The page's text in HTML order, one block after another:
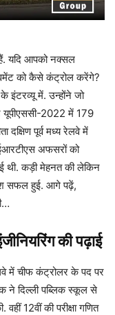
यदि आपको नक्सल
को कैसे कंट्रोल करेंगे?
इंटरव्यू में. उन्होंने जो
यूपीएससी-2022 में 179
दक्षिण पूर्व मध्य रेलवे में
अफसरों को
थी. कड़ी मेहनत की लेकिन
सफल हुई. आगे पढ़ें,
की पढ़ाई
में चीफ कंट्रोलर के पद पर
ने दिल्ली पब्लिक स्कूल से
12वीं की परीक्षा गणित